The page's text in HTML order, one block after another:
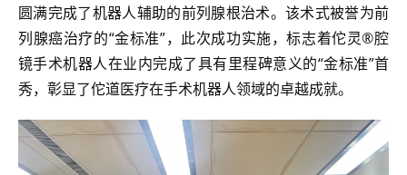
圆满完成了机器人辅助的前列腺根治术。该术式被誉为前
列腺癌治疗的“金标准”，此次成功实施，标志着佗灵®腔
镜手术机器人在业内完成了具有里程碑意义的“金标准”首
秀，彰显了佗道医疗在手术机器人领域的卓越成就。